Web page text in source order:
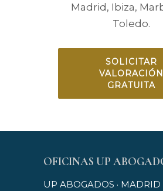
Madrid, Ibiza,
Toledo.
SOLICITAR
VALORACIÓN
GRATUITA
OFICINAS UP
UP ABOGADOS · MADRID